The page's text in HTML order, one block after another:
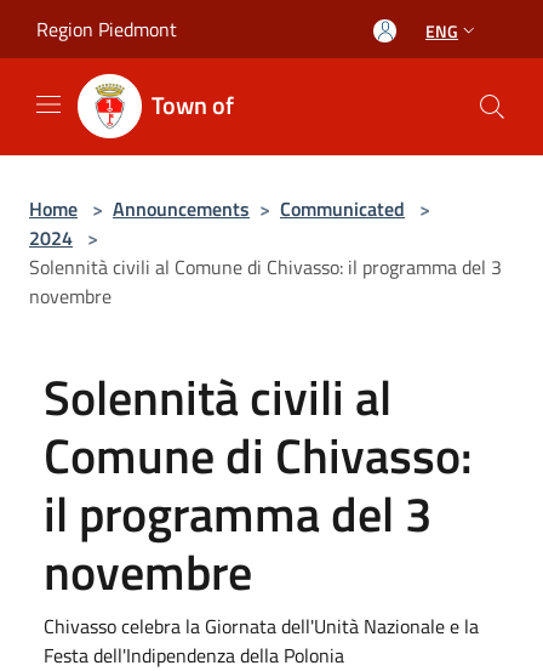
Region Piedmont ENG
Town of
Home > Announcements > Communicated >
2024 >
Solennità civili al Comune di Chivasso: il programma del 3
novembre
Solennità civili al
Comune di Chivasso:
il programma del 3
novembre
Chivasso celebra la Giornata dell'Unità Nazionale e la
Festa dell'Indipendenza della Polonia